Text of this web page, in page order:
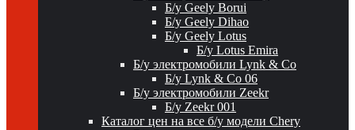
Б/у Geely Borui
Б/у Geely Dihao
Б/у Geely Lotus
Б/у Lotus Emira
Б/у электромобили Lynk & Co
Б/у Lynk & Co 06
Б/у электромобили Zeekr
Б/у Zeekr 001
Каталог цен на все б/у модели Chery